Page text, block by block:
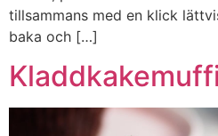
tillsammans med en klick
baka och […]